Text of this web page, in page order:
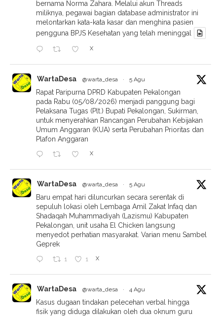
bernama Norma Zahara. Melalui akun Threads
miliknya, pegawai bagian database administrator ini
melontarkan kata-kata kasar dan menghina pasien
pengguna BPJS Kesehatan yang telah meninggal
X
WartaDesa @warta_desa · 5 Agu
Rapat Paripurna DPRD Kabupaten Pekalongan
pada Rabu (05/08/2026) menjadi panggung bagi
Pelaksana Tugas (Plt.) Bupati Pekalongan, Sukirman,
untuk menyerahkan Rancangan Perubahan Kebijakan
Umum Anggaran (KUA) serta Perubahan Prioritas dan
Plafon Anggaran
X
WartaDesa @warta_desa · 5 Agu
Baru empat hari diluncurkan secara serentak di
sepuluh lokasi oleh Lembaga Amil Zakat Infaq dan
Shadaqah Muhammadiyah (Lazismu) Kabupaten
Pekalongan, unit usaha El Chicken langsung
menyedot perhatian masyarakat. Varian menu Sambel
Geprek
1 1 X
WartaDesa @warta_desa · 4 Agu
Kasus dugaan tindakan pelecehan verbal hingga
fisik yang diduga dilakukan oleh dua oknum guru